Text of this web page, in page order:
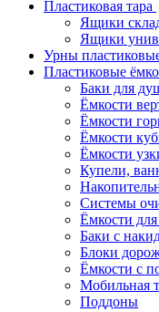
Пластиковая тара
Ящики
Ящики
Урны
Пластиковые
Баки для
Ёмкости
Ёмкости
Ёмкости
Ёмкости
Купели,
Системы
Ёмкости для
Баки с
Блоки
Ёмкости с
Мобильная
Поддоны